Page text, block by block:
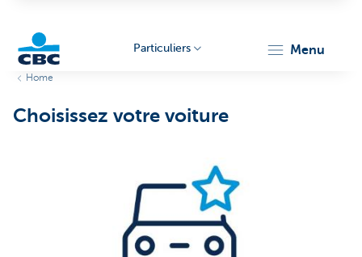
Particuliers menu
Home
Choisissez votre voiture